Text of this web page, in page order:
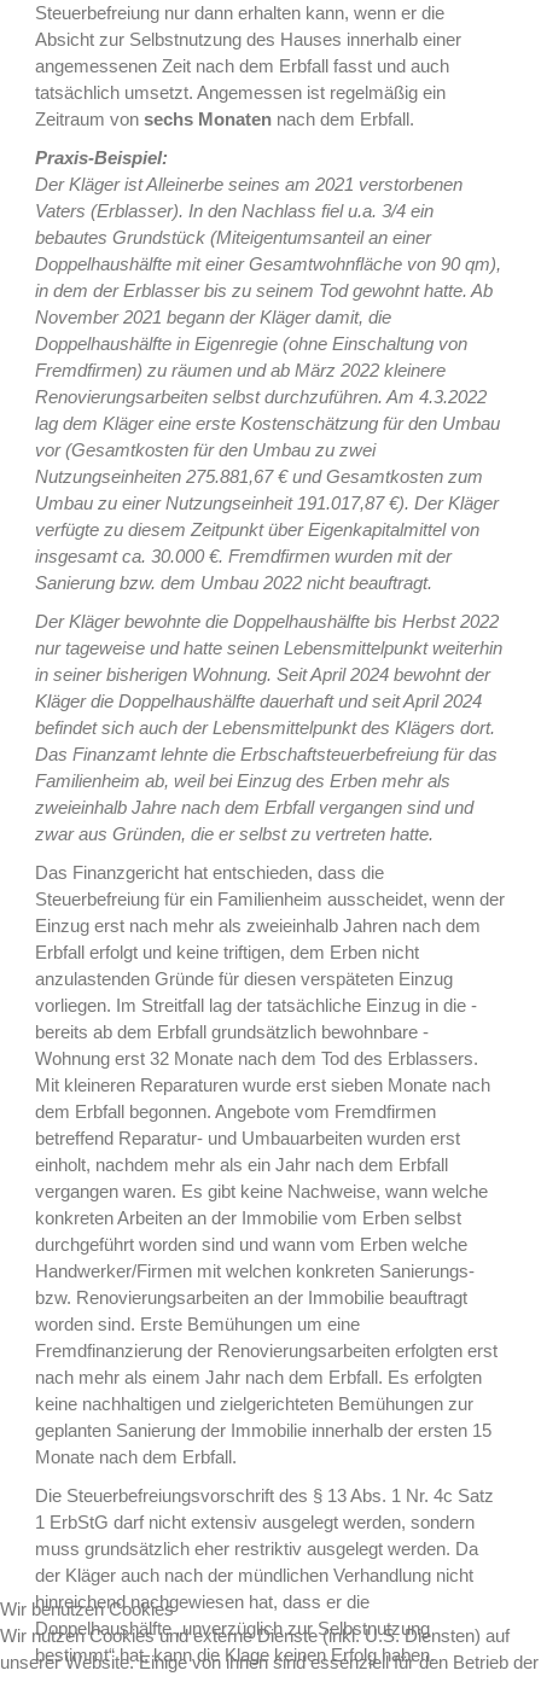
Steuerbefreiung nur dann erhalten kann, wenn er die
Absicht zur Selbstnutzung des Hauses innerhalb einer
angemessenen Zeit nach dem Erbfall fasst und auch
tatsächlich umsetzt. Angemessen ist regelmäßig ein
Zeitraum von sechs Monatennach dem Erbfall.
Praxis-Beispiel:
Der Kläger ist Alleinerbe seines am 2021 verstorbenen
Vaters (Erblasser). In den Nachlass fiel u.a. 3/4 ein
bebautes Grundstück (Miteigentumsanteil an einer
Doppelhaushälfte mit einer Gesamtwohnfläche von 90 qm),
in dem der Erblasser bis zu seinem Tod gewohnt hatte. Ab
November 2021 begann der Kläger damit, die
Doppelhaushälfte in Eigenregie (ohne Einschaltung von
Fremdfirmen) zu räumen und ab März 2022 kleinere
Renovierungsarbeiten selbst durchzuführen. Am 4.3.2022
lag dem Kläger eine erste Kostenschätzung für den Umbau
vor (Gesamtkosten für den Umbau zu zwei
Nutzungseinheiten 275.881,67 € und Gesamtkosten zum
Umbau zu einer Nutzungseinheit 191.017,87 €). Der Kläger
verfügte zu diesem Zeitpunkt über Eigenkapitalmittel von
insgesamt ca. 30.000 €. Fremdfirmen wurden mit der
Sanierung bzw. dem Umbau 2022 nicht beauftragt.
Der Kläger bewohnte die Doppelhaushälfte bis Herbst 2022
nur tageweise und hatte seinen Lebensmittelpunkt weiterhin
in seiner bisherigen Wohnung. Seit April 2024 bewohnt der
Kläger die Doppelhaushälfte dauerhaft und seit April 2024
befindet sich auch der Lebensmittelpunkt des Klägers dort.
Das Finanzamt lehnte die Erbschaftsteuerbefreiung für das
Familienheim ab, weil bei Einzug des Erben mehr als
zweieinhalb Jahre nach dem Erbfall vergangen sind und
zwar aus Gründen, die er selbst zu vertreten hatte.
Das Finanzgericht hat entschieden, dass die
Steuerbefreiung für ein Familienheim ausscheidet, wenn der
Einzug erst nach mehr als zweieinhalb Jahren nach dem
Erbfall erfolgt und keine triftigen, dem Erben nicht
anzulastenden Gründe für diesen verspäteten Einzug
vorliegen. Im Streitfall lag der tatsächliche Einzug in die -
bereits ab dem Erbfall grundsätzlich bewohnbare -
Wohnung erst 32 Monate nach dem Tod des Erblassers.
Mit kleineren Reparaturen wurde erst sieben Monate nach
dem Erbfall begonnen. Angebote vom Fremdfirmen
betreffend Reparatur- und Umbauarbeiten wurden erst
einholt, nachdem mehr als ein Jahr nach dem Erbfall
vergangen waren. Es gibt keine Nachweise, wann welche
konkreten Arbeiten an der Immobilie vom Erben selbst
durchgeführt worden sind und wann vom Erben welche
Handwerker/Firmen mit welchen konkreten Sanierungs-
bzw. Renovierungsarbeiten an der Immobilie beauftragt
worden sind. Erste Bemühungen um eine
Fremdfinanzierung der Renovierungsarbeiten erfolgten erst
nach mehr als einem Jahr nach dem Erbfall. Es erfolgten
keine nachhaltigen und zielgerichteten Bemühungen zur
geplanten Sanierung der Immobilie innerhalb der ersten 15
Monate nach dem Erbfall.
Die Steuerbefreiungsvorschrift des § 13 Abs. 1 Nr. 4c Satz
1 ErbStG darf nicht extensiv ausgelegt werden, sondern
muss grundsätzlich eher restriktiv ausgelegt werden. Da
der Kläger auch nach der mündlichen Verhandlung nicht
hinreichend nachgewiesen hat, dass er die
Doppelhaushälfte „unverzüglich zur Selbstnutzung
bestimmt“ hat, kann die Klage keinen Erfolg haben.
Wir benutzen Cookies
Wir nutzen Cookies und externe Dienste (inkl. U.S. Diensten) auf
unserer Website. Einige von ihnen sind essenziell für den Betrieb der